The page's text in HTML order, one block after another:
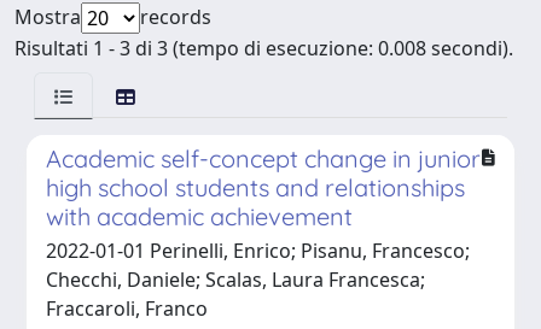
Mostra
records
Risultati 1 - 3 di 3 (tempo di esecuzione: 0.008 secondi).
Academic self-concept change in junior
high school students and relationships
with academic achievement
2022-01-01 Perinelli, Enrico; Pisanu, Francesco;
Checchi, Daniele; Scalas, Laura Francesca;
Fraccaroli, Franco